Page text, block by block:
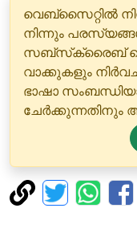
വെബ്‌സൈറ്റിൽ
നിന്നും
സബ്‌സ്‌ക്രൈബ്
വാക്കുകളും
ഭാഷാ